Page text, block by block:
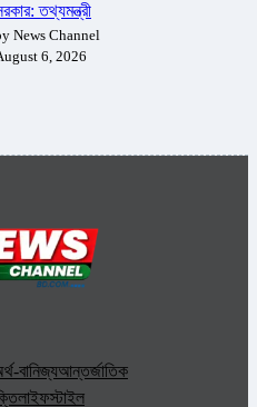
তথ্যমন্ত্রী
News Channel
6, 2026
বানিজ্যআন্তর্জাতিক
লাইফস্টাইল